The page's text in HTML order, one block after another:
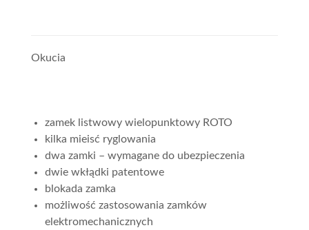
Okucia
zamek listwowy wielopunktowy ROTO
kilka mieisć ryglowania
dwa zamki – wymagane do ubezpieczenia
dwie wkłądki patentowe
blokada zamka
możliwość zastosowania zamków
elektromechanicznych